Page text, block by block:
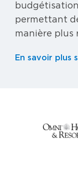
permettant
manière plus
En savoir plus